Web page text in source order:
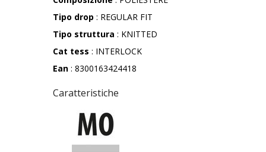
Tipo drop : REGULAR FIT
Tipo struttura : KNITTED
Cat tess : INTERLOCK
Ean : 8300163424418
Caratteristiche